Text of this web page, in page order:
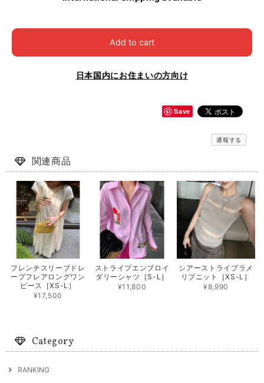
Add to cart
日本国内にお住まいの方向け
Save
通報する
関連商品
フレンチスリーブドレ
ープフレアロングワン
ピース［XS-L］
¥17,500
ストライプエンブロイ
ダリーシャツ［S-L］
¥11,800
シアーストライプラメ
リブニット［XS-L］
¥8,990
Category
RANKING